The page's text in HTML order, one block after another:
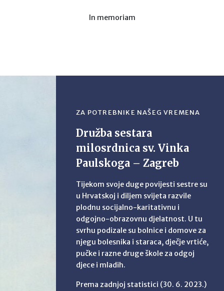
In memoriam
ZA POTREBNIKE NAŠEG VREMENA
Družba sestara
milosrdnica sv. Vinka
Paulskoga – Zagreb
Tijekom svoje duge povijesti sestre su
u Hrvatskoj i diljem svijeta razvile
plodnu socijalno-karitativnu i
odgojno-obrazovnu djelatnost. U tu
svrhu podizale su bolnice i domove za
njegu bolesnika i staraca, dječje vrtiće,
pučke i razne druge škole za odgoj
djece i mladih.
Prema zadnjoj statistici (30. 6. 2023.)